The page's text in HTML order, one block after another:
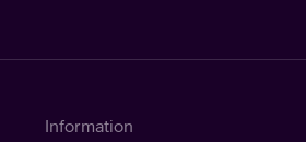
Information